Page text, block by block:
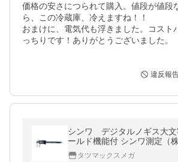
価格の安さにつられて購入。値段が値段
ら、この冷蔵庫、冷えますね！！
おまけに、電気代も浮きました。コスト
っちりです！ありがとうございました。
違反報
シンワ デジタルノギス大文
ールド機能付 シンワ測定（
1-1482)
タツマックスメガ